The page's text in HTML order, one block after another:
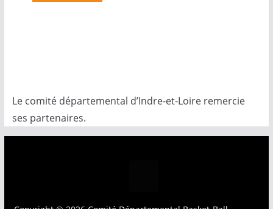
Le comité départemental d’Indre-et-Loire remercie
ses partenaires.